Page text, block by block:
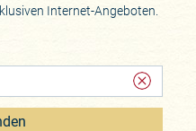
Internet-Angeboten.